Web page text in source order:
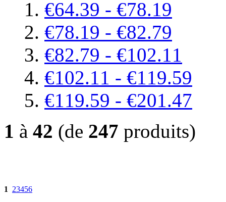
€64.39 - €78.19
€78.19 - €82.79
€82.79 - €102.11
€102.11 - €119.59
€119.59 - €201.47
1 à 42 (de 247 produits)
1 23456